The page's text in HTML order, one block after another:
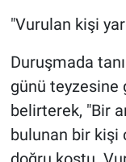
"Vurulan kişi
Duruşmada
günü teyzesine
belirterek, "Bir
bulunan bir kişi